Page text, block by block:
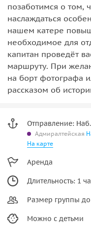
позаботимся о том,
наслаждаться
нашем катере
необходимое для
капитан проведёт
маршруту. При
на борт фотографа
рассказом об
Отправление:
Адмиралтейская
На карте
Аренда
Длительность: 1
Размер группы
Можно с детьми